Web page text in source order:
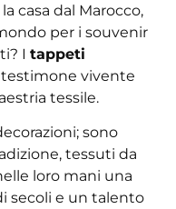
casa dal Marocco,
per i souvenir
I tappeti
testimone vivente
tessile.
sono
tessuti da
loro mani una
secoli e un talento